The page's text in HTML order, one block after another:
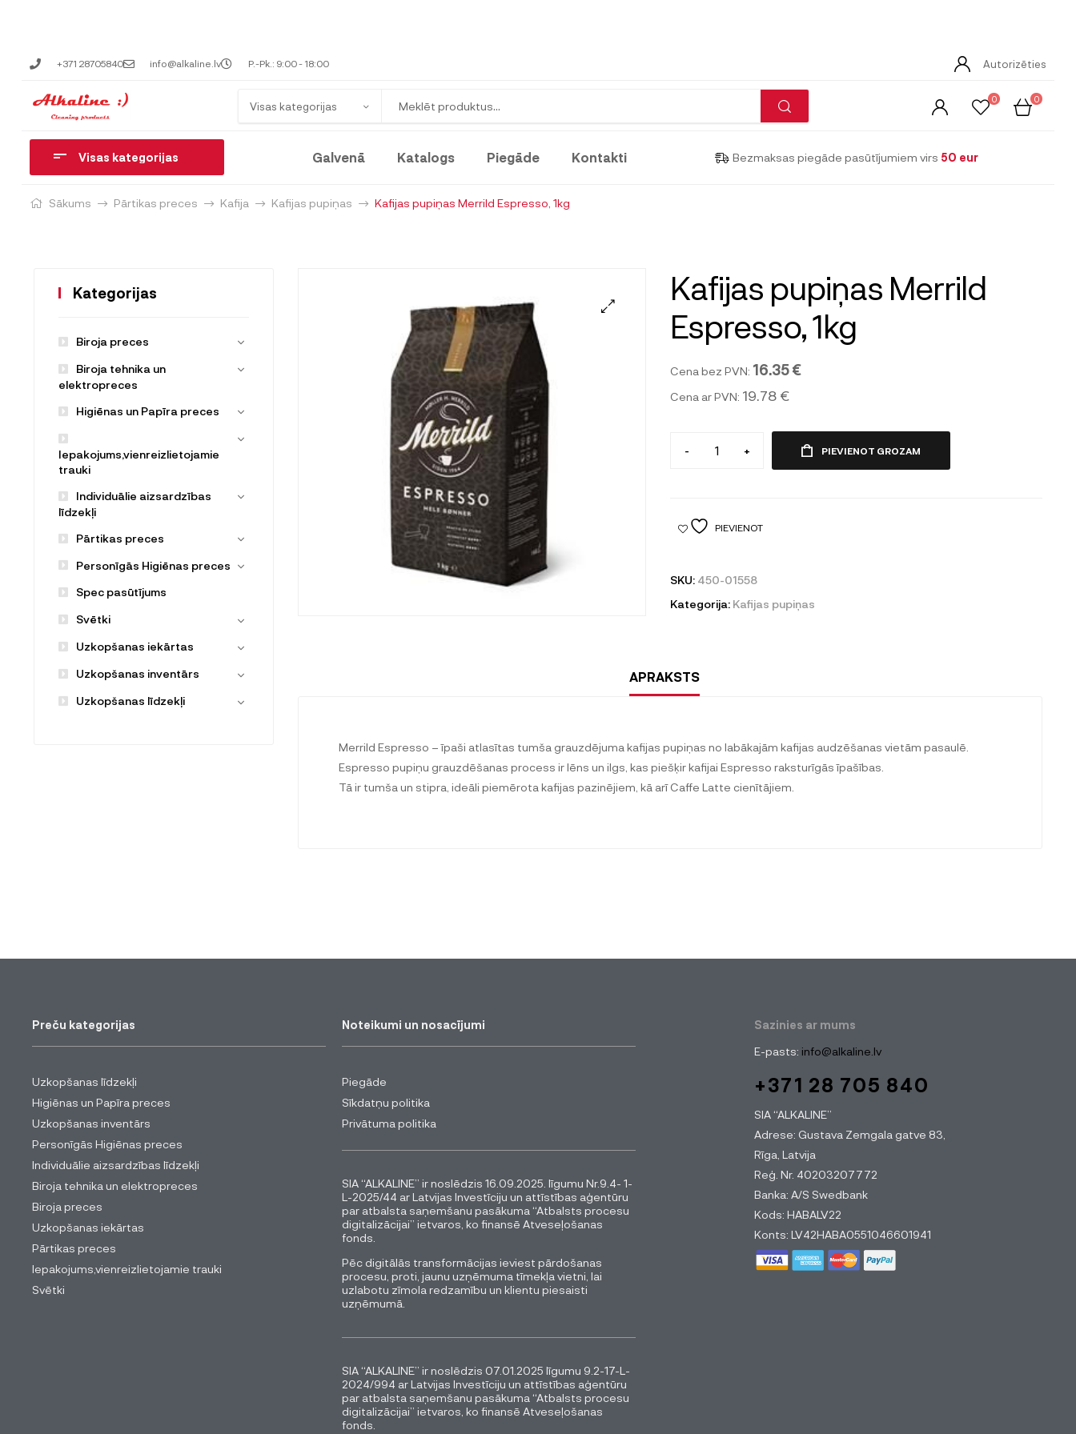
+371 28705840 info@alkaline.lv P.-Pk.: 9:00 - 18:00 Autorizēties
Visas kategorijas
0 0
Visas kategorijas Galvenā Katalogs Piegāde Kontakti Bezmaksas piegāde pasūtījumiem virs 50 eur
Sākums Pārtikas preces Kafija Kafijas pupiņas Kafijas pupiņas Merrild Espresso, 1kg
Kafijas pupiņas Merrild
Espresso, 1kg
Cena bez PVN: 16.35 €
Cena ar PVN: 19.78 €
- + PIEVIENOT GROZAM
PIEVIENOT
SKU: 450-01558
Kategorija: Kafijas pupiņas
APRAKSTS
Merrild Espresso – īpaši atlasītas tumša grauzdējuma kafijas pupiņas no labākajām kafijas audzēšanas vietām pasaulē.
Espresso pupiņu grauzdēšanas process ir lēns un ilgs, kas piešķir kafijai Espresso raksturīgās īpašības.
Tā ir tumša un stipra, ideāli piemērota kafijas pazinējiem, kā arī Caffe Latte cienītājiem.
Kategorijas
Biroja preces
Biroja tehnika un
elektropreces
Higiēnas un Papīra preces
Iepakojums,vienreizlietojamie
trauki
Individuālie aizsardzības
līdzekļi
Pārtikas preces
Personīgās Higiēnas preces
Spec pasūtījums
Svētki
Uzkopšanas iekārtas
Uzkopšanas inventārs
Uzkopšanas līdzekļi
Preču kategorijas
Uzkopšanas līdzekļi
Higiēnas un Papīra preces
Uzkopšanas inventārs
Personīgās Higiēnas preces
Individuālie aizsardzības līdzekļi
Biroja tehnika un elektropreces
Biroja preces
Uzkopšanas iekārtas
Pārtikas preces
Iepakojums,vienreizlietojamie trauki
Svētki
Noteikumi un nosacījumi
Piegāde
Sīkdatņu politika
Privātuma politika
SIA “ALKALINE” ir noslēdzis 16.09.2025. līgumu Nr.9.4- 1-
L-2025/44 ar Latvijas Investīciju un attīstības aģentūru
par atbalsta saņemšanu pasākuma “Atbalsts procesu
digitalizācijai” ietvaros, ko finansē Atveseļošanas
fonds.
Pēc digitālās transformācijas ieviest pārdošanas
procesu, proti, jaunu uzņēmuma tīmekļa vietni, lai
uzlabotu zīmola redzamību un klientu piesaisti
uzņēmumā.
SIA “ALKALINE” ir noslēdzis 07.01.2025 līgumu 9.2-17-L-
2024/994 ar Latvijas Investīciju un attīstības aģentūru
par atbalsta saņemšanu pasākuma “Atbalsts procesu
digitalizācijai” ietvaros, ko finansē Atveseļošanas
fonds.
Sazinies ar mums
E-pasts: info@alkaline.lv
+371 28 705 840
SIA “ALKALINE”
Adrese: Gustava Zemgala gatve 83,
Rīga, Latvija
Reģ. Nr. 40203207772
Banka: A/S Swedbank
Kods: HABALV22
Konts: LV42HABA0551046601941